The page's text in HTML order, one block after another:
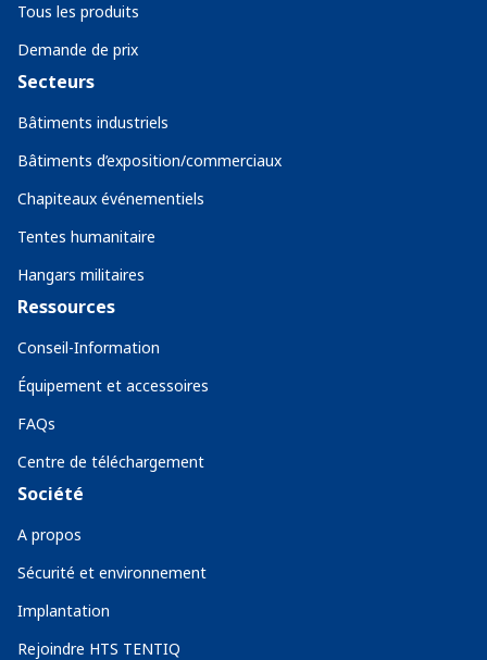
Tous les produits
Demande de prix
Secteurs
Bâtiments industriels
Bâtiments d’exposition/commerciaux
Chapiteaux événementiels
Tentes humanitaire
Hangars militaires
Ressources
Conseil-Information
Équipement et accessoires
FAQs
Centre de téléchargement
Société
A propos
Sécurité et environnement
Implantation
Rejoindre HTS TENTIQ